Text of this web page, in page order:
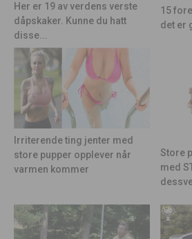
Her er 19 av verdens verste
dåpskaker. Kunne du hatt
disse...
15
det er
Irriterende ting jenter med
store pupper opplever når
varmen kommer
Store
med